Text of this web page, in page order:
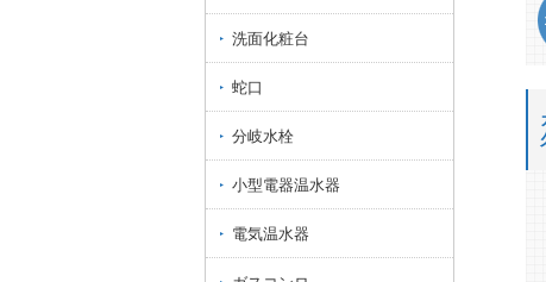
洗面化粧台
蛇口
分岐水栓
小型電器温水器
電気温水器